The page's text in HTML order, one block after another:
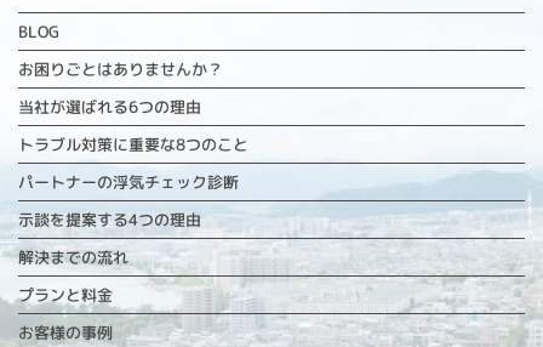
BLOG
お困りごとはありませんか？
当社が選ばれる6つの理由
トラブル対策に重要な8つのこと
パートナーの浮気チェック診断
示談を提案する4つの理由
解決までの流れ
プランと料金
お客様の事例